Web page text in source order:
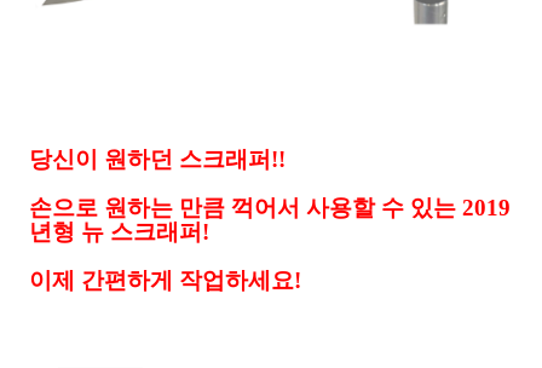
당신이 원하던 스크래퍼!!
손으로 원하는 만큼 꺽어서 사용할 수 있는 2019
년형 뉴 스크래퍼!
이제 간편하게 작업하세요!